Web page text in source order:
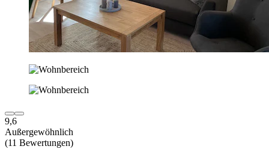
9,6
Außergewöhnlich
(11 Bewertungen)